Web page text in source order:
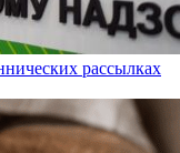
рассылках